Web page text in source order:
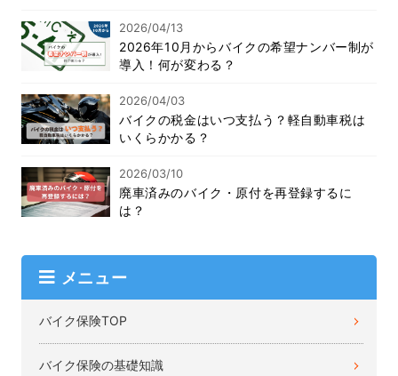
2026/04/13
2026年10月からバイクの希望ナンバー制が
導入！何が変わる？
2026/04/03
バイクの税金はいつ支払う？軽自動車税は
いくらかかる？
2026/03/10
廃車済みのバイク・原付を再登録するに
は？
メニュー
バイク保険TOP
バイク保険の基礎知識